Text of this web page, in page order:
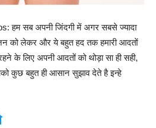
हम सब अपनी जिंदगी में अगर सबसे ज्यादा
को लेकर और ये बहुत हद तक हमारी आदतों
के लिए अपनी आदतों को थोड़ा सा ही सही,
कुछ बहुत ही आसान सुझाव देते है इन्हे